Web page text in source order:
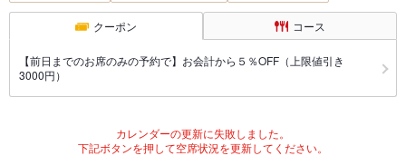
クーポン コース
【前日までのお席のみの予約で】お会計から５％OFF（上限値引き
3000円）
カレンダーの更新に失敗しました。
下記ボタンを押して空席状況を更新してください。